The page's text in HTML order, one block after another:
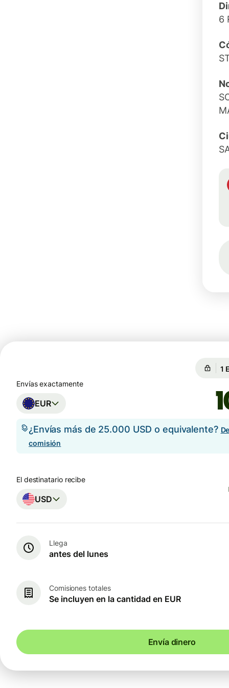
6
Envías exactamente
EUR
¿Envías más de 25.000 USD o equivalente?
comisión
El destinatario recibe
USD
Llega
antes del lunes
Comisiones totales
Se incluyen en la cantidad en EUR
Envía dinero